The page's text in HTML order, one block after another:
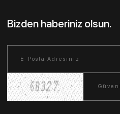
Bizden haberiniz olsun.